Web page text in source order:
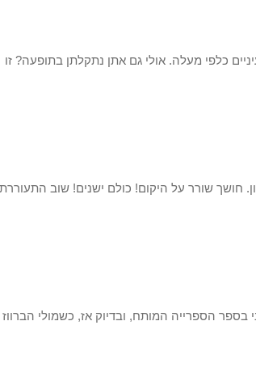
כלפי מעלה. אולי גם אתן נתקלתן בתופעה? זו
חושך שורר על היקום! כולם ישנים! שוב
הספרייה המותח, ובדיוק אז, כשמולי